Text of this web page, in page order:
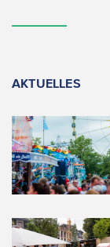
AKTUELLES